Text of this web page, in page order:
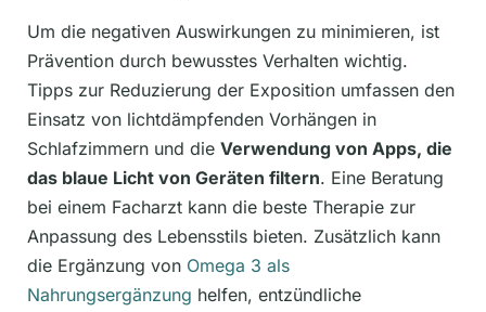
Um die negativen Auswirkungen zu minimieren, ist
Prävention durch bewusstes Verhalten wichtig.
Tipps zur Reduzierung der Exposition umfassen den
Einsatz von lichtdämpfenden Vorhängen in
Schlafzimmern und die Verwendung von Apps, die
das blaue Licht von Geräten filtern. Eine Beratung
bei einem Facharzt kann die beste Therapie zur
Anpassung des Lebensstils bieten. Zusätzlich kann
die Ergänzung von Omega 3 als
Nahrungsergänzung helfen, entzündliche